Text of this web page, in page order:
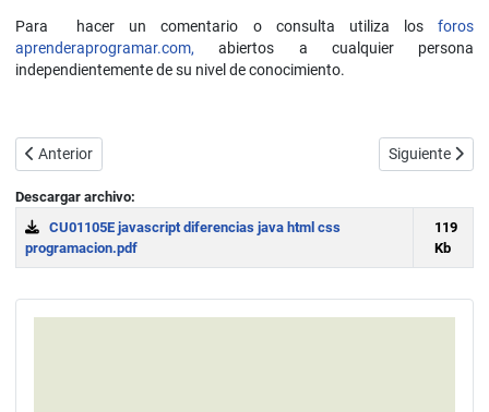
Para hacer un comentario o consulta utiliza losforos
aprenderaprogramar.com, abiertos a cualquier persona
independientemente de su nivel de conocimiento.
Artículo anterior: JavaScript: lenguaje de programación web.
Anterior Artículo
Siguiente
Descargar archivo:
CU01105E javascript diferencias java html css
programacion.pdf
119
Kb